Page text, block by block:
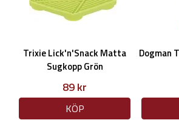
Trixie Lick'n'Snack Matta
Sugkopp Grön
89 kr
KÖP
Dogman